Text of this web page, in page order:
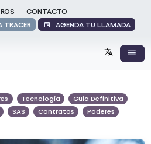
CONTACTO
TRACER AGENDA TU LLAMADA
Tecnología
Guía Definitiva
SAS Contratos Poderes